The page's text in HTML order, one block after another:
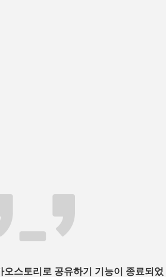
스토리로 공유하기 기능이 종료되었